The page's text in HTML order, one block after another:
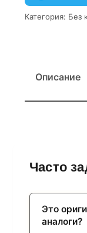
Категория: Без
Описание
Часто
Это
аналоги?